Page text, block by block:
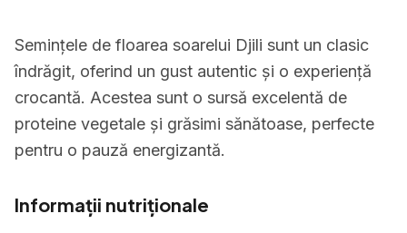
Semințele de floarea soarelui Djili sunt un clasic
îndrăgit, oferind un gust autentic și o experiență
crocantă. Acestea sunt o sursă excelentă de
proteine vegetale și grăsimi sănătoase, perfecte
pentru o pauză energizantă.
Informații nutriționale